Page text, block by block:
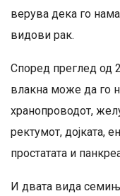
верува дека го
видови рак.
Според преглед од
влакна може да го
хранопроводот,
ректумот, дојката,
простатата и
И двата вида